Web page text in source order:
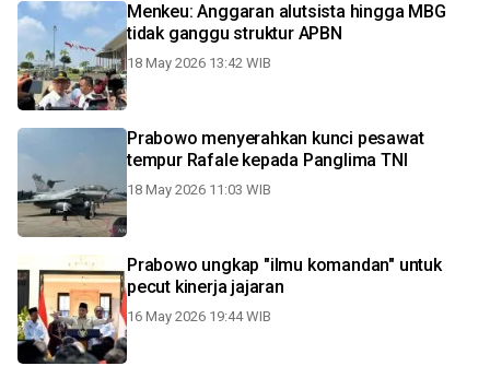
Menkeu: Anggaran alutsista hingga MBG
tidak ganggu struktur APBN
18 May 2026 13:42 WIB
Prabowo menyerahkan kunci pesawat
tempur Rafale kepada Panglima TNI
18 May 2026 11:03 WIB
Prabowo ungkap "ilmu komandan" untuk
pecut kinerja jajaran
16 May 2026 19:44 WIB